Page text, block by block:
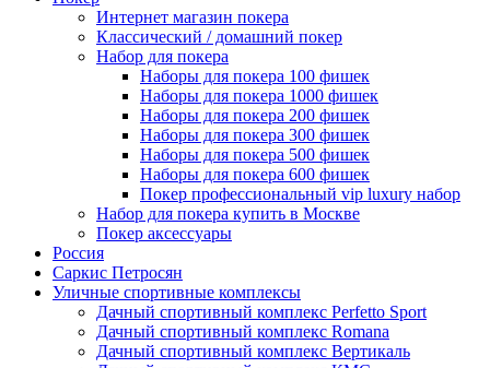
Интернет магазин покера
Классический / домашний покер
Набор для покера
Наборы для покера 100 фишек
Наборы для покера 1000 фишек
Наборы для покера 200 фишек
Наборы для покера 300 фишек
Наборы для покера 500 фишек
Наборы для покера 600 фишек
Покер профессиональный vip luxury набор
Набор для покера купить в Москве
Покер аксессуары
Россия
Саркис Петросян
Уличные спортивные комплексы
Дачный спортивный комплекс Perfetto Sport
Дачный спортивный комплекс Romana
Дачный спортивный комплекс Вертикаль